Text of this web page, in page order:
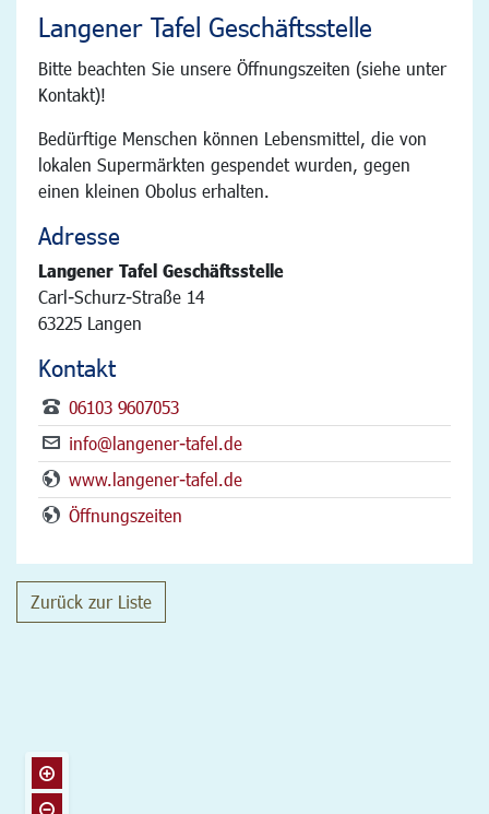
Langener Tafel Geschäftsstelle
Bitte beachten Sie unsere Öffnungszeiten (siehe unter
Kontakt)!
Bedürftige Menschen können Lebensmittel, die von
lokalen Supermärkten gespendet wurden, gegen
einen kleinen Obolus erhalten.
Adresse
Langener Tafel Geschäftsstelle
Carl-Schurz-Straße 14
63225 Langen
Kontakt
06103 9607053
info@langener-tafel.de
www.langener-tafel.de
Öffnungszeiten
Zurück zur Liste